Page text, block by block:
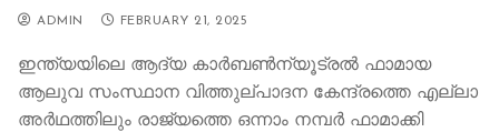
ADMIN FEBRUARY 21, 2025
ഇന്ത്യയിലെ ആദ്യ കാർബൺന്യൂട്രൽ ഫാമായ
ആലുവ സംസ്ഥാന വിത്തുല്പാദന കേന്ദ്രത്തെ എല്ലാ
അർഥത്തിലും രാജ്യത്തെ ഒന്നാം നമ്പർ ഫാമാക്കി